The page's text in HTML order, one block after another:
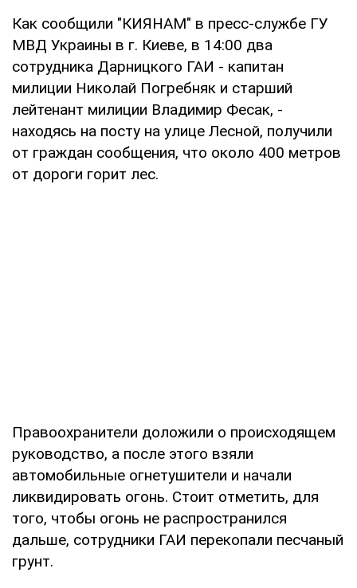
Как сообщили "КИЯНАМ" в пресс-службе ГУ
МВД Украины в г. Киеве, в 14:00 два
сотрудника Дарницкого ГАИ - капитан
милиции Николай Погребняк и старший
лейтенант милиции Владимир Фесак, -
находясь на посту на улице Лесной, получили
от граждан сообщения, что около 400 метров
от дороги горит лес.
Правоохранители доложили о происходящем
руководство, а после этого взяли
автомобильные огнетушители и начали
ликвидировать огонь. Стоит отметить, для
того, чтобы огонь не распространился
дальше, сотрудники ГАИ перекопали песчаный
грунт.